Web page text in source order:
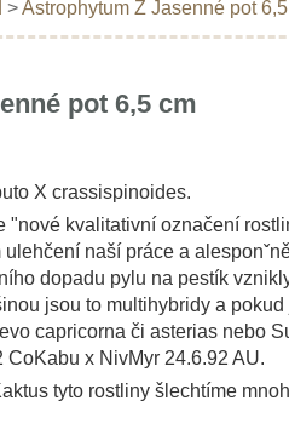
>Astrophytum Z Jasenné pot
pot 6,5 cm
X crassispinoides.
"nové kvalitativní označení
ulehčení naší práce a
dopadu pylu na pestík
jsou to multihybridy a
capricorna či asterias nebo
x NivMyr 24.6.92 AU.
tyto rostliny šlechtíme